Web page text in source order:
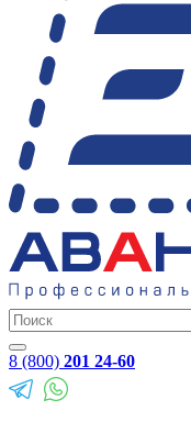
8 (800) 201 24-60